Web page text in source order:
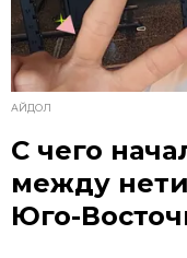
АЙДОЛ
С чего
между
Юго-